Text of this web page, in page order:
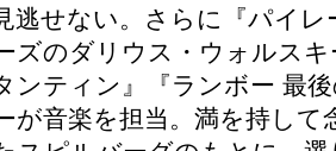
逃せない。さらに『パイレ
ズのダリウス・ウォルス
ンティン』『ランボー 最
が音楽を担当。満を持して